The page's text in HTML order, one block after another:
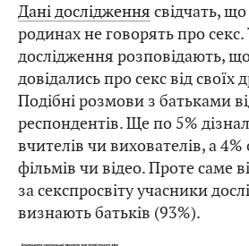
Дані дослідження свідчать,
родинах не говорять про
дослідження розповідають,
довідались про секс від своїх
Подібні розмови з батьками
респондентів. Ще по 5%
вчителів чи вихователів, а
фільмів чи відео. Проте саме
за секспросвіту учасники
визнають батьків (93%).